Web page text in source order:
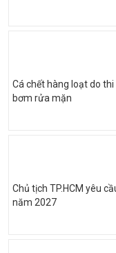
Cá chết hàng loạt do
bơm rửa mặn
Chủ tịch TP.HCM yêu
năm 2027